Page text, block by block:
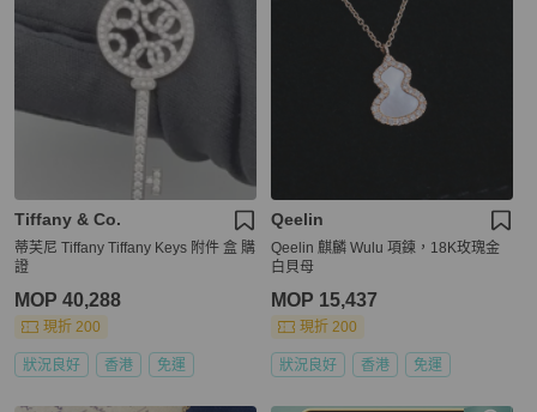
Tiffany & Co.
蒂芙尼 Tiffany Tiffany Keys 附件 盒 購
證
MOP 40,288
現折 200
狀況良好 香港 免運
Qeelin
Qeelin 麒麟 Wulu 項鍊，18K玫瑰金
白貝母
MOP 15,437
現折 200
狀況良好 香港 免運